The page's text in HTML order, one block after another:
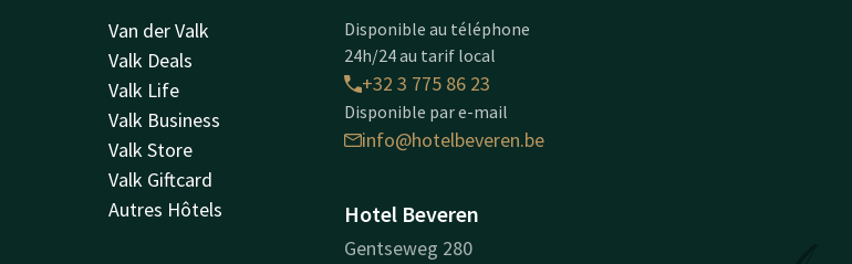
Van der Valk
Valk Deals
Valk Life
Valk Business
Valk Store
Valk Giftcard
Autres Hôtels
Disponible au téléphone
24h/24 au tarif local
+32 3 775 86 23
Disponible par e-mail
info@hotelbeveren.be
Hotel Beveren
Gentseweg 280